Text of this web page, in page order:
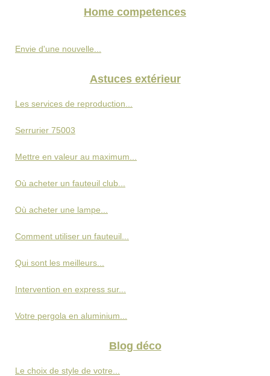
Home competences
Envie d'une nouvelle...
Astuces extérieur
Les services de reproduction...
Serrurier 75003
Mettre en valeur au maximum...
Où acheter un fauteuil club...
Où acheter une lampe...
Comment utiliser un fauteuil...
Qui sont les meilleurs...
Intervention en express sur...
Votre pergola en aluminium...
Blog déco
Le choix de style de votre...